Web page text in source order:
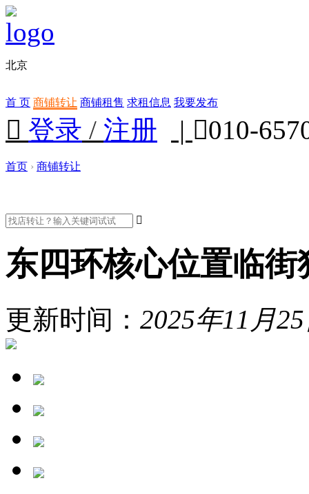
北京
首 页 商铺转让 商铺租售 求租信息 我要发布
 登录 / 注册 | 010-
首页 › 商铺转让

东四环核心位置临
更新时间： 2025年11月